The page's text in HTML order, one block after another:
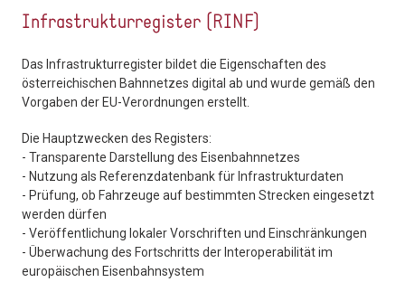
Infrastrukturregister (RINF)
Das Infrastrukturregister bildet die Eigenschaften des
österreichischen Bahnnetzes digital ab und wurde gemäß den
Vorgaben der EU-Verordnungen erstellt.
Die Hauptzwecken des Registers:
- Transparente Darstellung des Eisenbahnnetzes
- Nutzung als Referenzdatenbank für Infrastrukturdaten
- Prüfung, ob Fahrzeuge auf bestimmten Strecken eingesetzt
werden dürfen
- Veröffentlichung lokaler Vorschriften und Einschränkungen
- Überwachung des Fortschritts der Interoperabilität im
europäischen Eisenbahnsystem